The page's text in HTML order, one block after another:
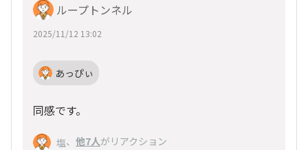
ループトンネル
2025/11/12 13:02
あっぴぃ
同感です。
塩、 他7人がリアクション